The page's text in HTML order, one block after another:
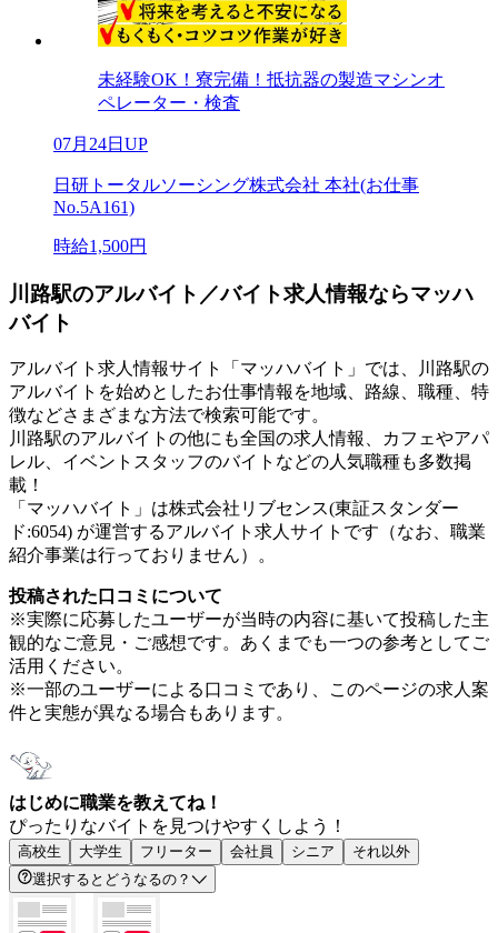
未経験OK！寮完備！抵抗器の製造マシンオ
ペレーター・検査
07月24日UP
日研トータルソーシング株式会社 本社(お仕事
No.5A161)
時給1,500円
川路駅のアルバイト／バイト求人情報ならマッハ
バイト
アルバイト求人情報サイト「マッハバイト」では、川路駅の
アルバイトを始めとしたお仕事情報を地域、路線、職種、特
徴などさまざまな方法で検索可能です。
川路駅のアルバイトの他にも全国の求人情報、カフェやアパ
レル、イベントスタッフのバイトなどの人気職種も多数掲
載！
「マッハバイト」は株式会社リブセンス(東証スタンダー
ド:6054) が運営するアルバイト求人サイトです（なお、職業
紹介事業は行っておりません）。
投稿された口コミについて
※実際に応募したユーザーが当時の内容に基いて投稿した主
観的なご意見・ご感想です。あくまでも一つの参考としてご
活用ください。
※一部のユーザーによる口コミであり、このページの求人案
件と実態が異なる場合もあります。
はじめに職業を教えてね！
ぴったりなバイトを見つけやすくしよう！
高校生 大学生 フリーター 会社員 シニア
それ以外
選択するとどうなるの？